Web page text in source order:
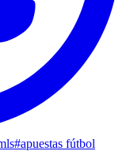
#apuestas fútbol